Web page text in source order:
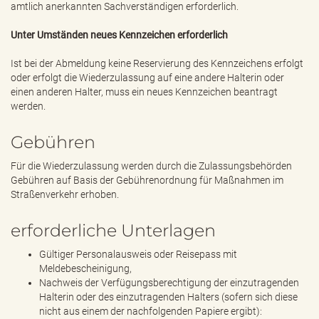
amtlich anerkannten Sachverständigen erforderlich.
Unter Umständen neues Kennzeichen erforderlich
Ist bei der Abmeldung keine Reservierung des Kennzeichens erfolgt
oder erfolgt die Wiederzulassung auf eine andere Halterin oder
einen anderen Halter, muss ein neues Kennzeichen beantragt
werden.
Gebühren
Für die Wiederzulassung werden durch die Zulassungsbehörden
Gebühren auf Basis der Gebührenordnung für Maßnahmen im
Straßenverkehr erhoben.
erforderliche Unterlagen
Gültiger Personalausweis oder Reisepass mit
Meldebescheinigung,
Nachweis der Verfügungsberechtigung der einzutragenden
Halterin oder des einzutragenden Halters (sofern sich diese
nicht aus einem der nachfolgenden Papiere ergibt):